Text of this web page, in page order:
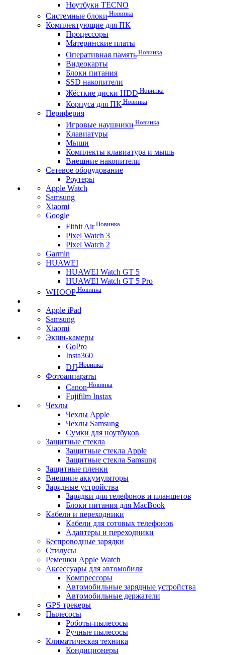
Ноутбуки TECNO
Системные блоки Новинка
Комплектующие для ПК
Процессоры
Материнские платы
Оперативная память Новинка
Видеокарты
Блоки питания
SSD накопители
Жёсткие диски HDD Новинка
Корпуса для ПК Новинка
Периферия
Игровые наушники Новинка
Клавиатуры
Мыши
Комплекты клавиатура и мышь
Внешние накопители
Сетевое оборудование
Роутеры
Apple Watch
Samsung
Xiaomi
Google
Fitbit AirНовинка
Pixel Watch 3
Pixel Watch 2
Garmin
HUAWEI
HUAWEI Watch GT 5
HUAWEI Watch GT 5 Pro
WHOOP Новинка
Apple iPad
Samsung
Xiaomi
Экшн-камеры
GoPro
Insta360
DJI Новинка
Фотоаппараты
Canon Новинка
Fujifilm Instax
Чехлы
Чехлы Apple
Чехлы Samsung
Сумки для ноутбуков
Защитные стекла
Защитные стекла Apple
Защитные стекла Samsung
Защитные пленки
Внешние аккумуляторы
Зарядные устройства
Зарядки для телефонов и планшетов
Блоки питания для MacBook
Кабели и переходники
Кабели для сотовых телефонов
Адаптеры и переходники
Беспроводные зарядки
Стилусы
Ремешки Apple Watch
Аксессуары для автомобиля
Компрессоры
Автомобильные зарядные устройства
Автомобильные держатели
GPS трекеры
Пылесосы
Роботы-пылесосы
Ручные пылесосы
Климатическая техника
Кондиционеры